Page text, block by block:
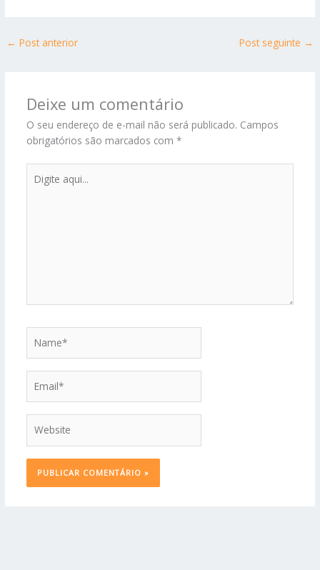
← Post anterior Post seguinte →
Deixe um comentário
O seu endereço de e-mail não será publicado. Campos
obrigatórios são marcados com *
aqui...